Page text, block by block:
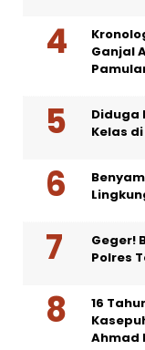
Ganjal
Diduga
Kelas
Geger!
Polres
16
Ahmad